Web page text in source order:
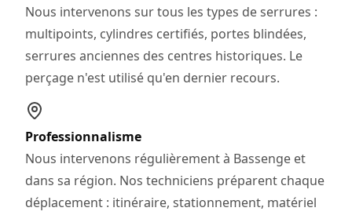
Nous intervenons sur tous les types de serrures :
multipoints, cylindres certifiés, portes blindées,
serrures anciennes des centres historiques. Le
perçage n'est utilisé qu'en dernier recours.
Professionnalisme
Nous intervenons régulièrement à Bassenge et
dans sa région. Nos techniciens préparent chaque
déplacement : itinéraire, stationnement, matériel